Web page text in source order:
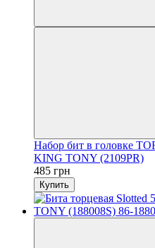
Набор бит в головке
KING TONY (2109PR)
485 грн
Купить